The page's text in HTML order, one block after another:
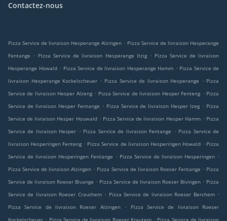
Contactez-nous
Pizza Service de livraison Hesperange Alzingen . Pizza Service de livraison Hesperange
Fentange
. Pizza Service de livraison Hesperange Itzig . Pizza Service de livraison
Hesperange Howald . Pizza Service de livraison Hesperange Hamm . Pizza Service de
livraison Hesperange Kockelscheuer . Pizza Service de livraison Hesperange . Pizza
Service de livraison Hesper Alzeng . Pizza Service de livraison Hesper Fenteng . Pizza
Service de livraison Hesper Fentange . Pizza Service de livraison Hesper Izeg . Pizza
Service de livraison Hesper Houwald . Pizza Service de livraison Hesper Hamm . Pizza
Service de livraison Hesper . Pizza Service de livraison Fentange . Pizza Service de
livraison Hesperingen Fenteng . Pizza Service de livraison Hesperingen Howald . Pizza
Service de livraison Hesperingen Fentange . Pizza Service de livraison Hesperingen .
Pizza Service de livraison Alzingen . Pizza Service de livraison Roeser Fentange . Pizza
Service de livraison Roeser Bivange . Pizza Service de livraison Roeser Bivingen . Pizza
Service de livraison Roeser Crauthem . Pizza Service de livraison Roeser Berchem .
Pizza Service de livraison Roeser Alzingen
.
Pizza Service de livraison Roeser
. .